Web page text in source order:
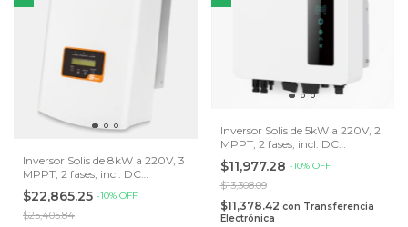
Inversor Solis de 8kW a 220V, 3
MPPT, 2 fases, incl. DC
Disconnect
$22,865.25 -10% OFF
$25,405.84
Inversor Solis de 5kW a 220V, 2
MPPT, 2 fases, incl. DC
Disconnect.
$11,977.28 -10% OFF
$13,308.09
$11,378.42 con Transferencia
Electrónica